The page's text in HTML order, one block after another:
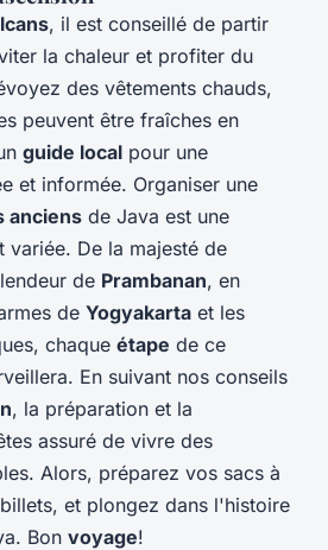
, il est conseillé de partir
la chaleur et profiter du
des vêtements chauds,
peuvent être fraîches en
guide local pour une
et informée. Organiser une
anciens de Java est une
variée. De la majesté de
de Prambanan, en
de Yogyakarta et les
chaque étape de ce
En suivant nos conseils
, la préparation et la
assuré de vivre des
Alors, préparez vos sacs à
et plongez dans l'histoire
Bon voyage!